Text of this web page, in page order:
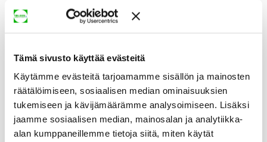
Tämä sivusto käyttää evästeitä
Käytämme evästeitä tarjoamamme sisällön ja mainosten
räätälöimiseen, sosiaalisen median ominaisuuksien
tukemiseen ja kävijämäärämme analysoimiseen. Lisäksi
jaamme sosiaalisen median, mainosalan ja analytiikka-
alan kumppaneillemme tietoja siitä, miten käytät